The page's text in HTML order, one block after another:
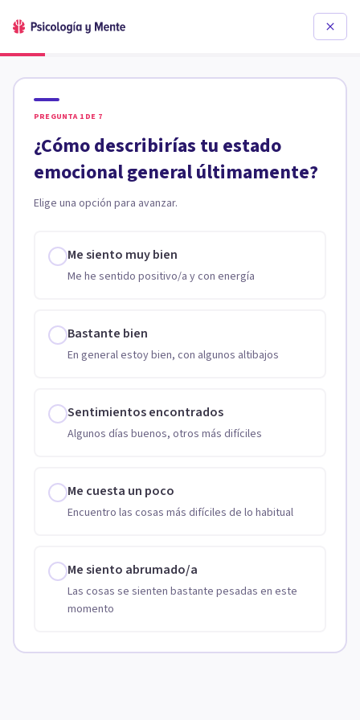
PREGUNTA 1 DE 7
¿Cómo describirías tu estado
emocional general últimamente?
Elige una opción para avanzar.
Me siento muy bien
Me he sentido positivo/a y con energía
Bastante bien
En general estoy bien, con algunos altibajos
Sentimientos encontrados
Algunos días buenos, otros más difíciles
Me cuesta un poco
Encuentro las cosas más difíciles de lo habitual
Me siento abrumado/a
Las cosas se sienten bastante pesadas en este
momento